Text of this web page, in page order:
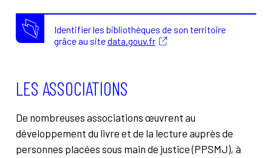
Identifier les bibliothèques de son territoire
grâce au sitedata.gouv.fr
LES ASSOCIATIONS
De nombreuses associations œuvrent au
développement du livre et de la lecture auprès de
personnes placées sous main de justice (PPSMJ), à